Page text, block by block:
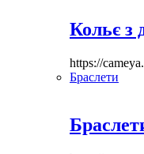
Кольє з
https://
Браслети